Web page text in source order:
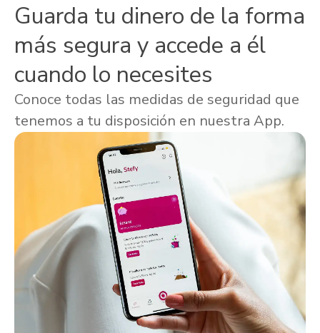
Guarda tu dinero de la forma
más segura y accede a él
cuando lo necesites
Conoce todas las medidas de seguridad que
tenemos a tu disposición en nuestra App.